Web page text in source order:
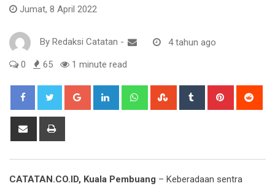
Jumat, 8 April 2022
By Redaksi Catatan - 4 tahun ago
0 65 1 minute read
Google+ LinkedIn WhatsappStumbleUpon
Tumblr Pinterest
Share
CATATAN.CO.ID, Kuala Pembuang – Keberadaan sentra